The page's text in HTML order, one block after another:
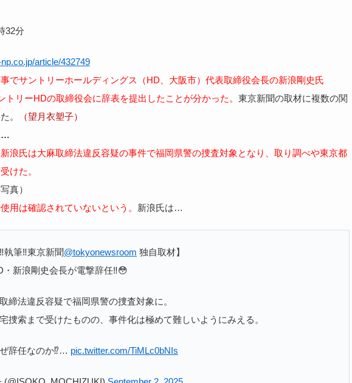
32分
article/432749
でサントリーホールディングス（HD、大阪市）代表取締役会長の新浪剛史氏
トリーHDの取締役会に辞表を提出したことが分かった。 東京新聞の取材に複数の関
。
（望月衣塑子）
…
新浪氏は大麻取締法違反容疑の事件で福岡県警の捜査対象となり、取り調べや東京都
けた。
真）
用は確認されていないという。 新浪氏は…
執筆‼️東京新聞@tokyonewsroom 独自取材】
・新浪剛史会長が電撃辞任‼️😳
締法違反容疑で福岡県警の捜査対象に。
捜索まで受けたものの、事件化は極めて難しいようにみえる。
辞任なのか⁉️… pic.twitter.com/TiMLc0bNIs